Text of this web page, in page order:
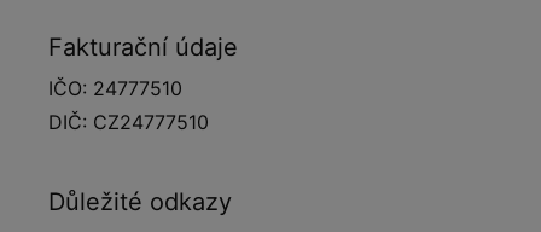
Fakturační údaje
IČO: 24777510
DIČ: CZ24777510
Důležité odkazy